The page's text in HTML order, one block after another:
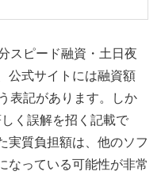
スピード融資・土日夜
公式サイトには融資額
表記があります。しか
く誤解を招く記載で
実質負担額は、他のソフ
なっている可能性が非常